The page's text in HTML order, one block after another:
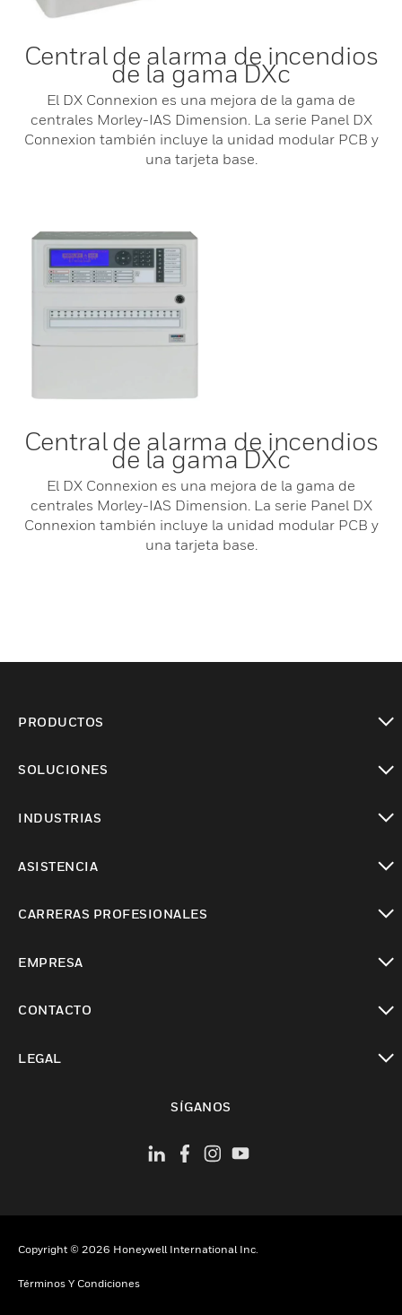
Central de alarma de incendios
de la gama DXc
El DX Connexion es una mejora de la gama de
centrales Morley-IAS Dimension. La serie Panel DX
Connexion también incluye la unidad modular PCB y
una tarjeta base.
Central de alarma de incendios
de la gama DXc
El DX Connexion es una mejora de la gama de
centrales Morley-IAS Dimension. La serie Panel DX
Connexion también incluye la unidad modular PCB y
una tarjeta base.
PRODUCTOS
SOLUCIONES
INDUSTRIAS
ASISTENCIA
CARRERAS PROFESIONALES
EMPRESA
CONTACTO
LEGAL
SÍGANOS
Copyright © 2026 Honeywell International Inc.
Términos Y Condiciones